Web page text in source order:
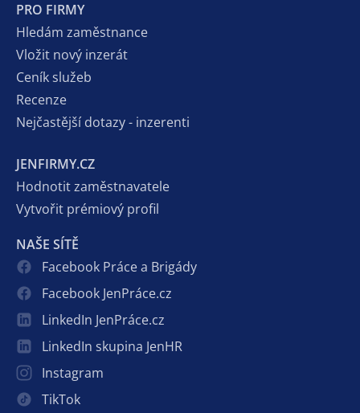
PRO FIRMY
Hledám zaměstnance
Vložit nový inzerát
Ceník služeb
Recenze
Nejčastější dotazy - inzerenti
JENFIRMY.CZ
Hodnotit zaměstnavatele
Vytvořit prémiový profil
NAŠE SÍTĚ
Facebook Práce a Brigády
Facebook JenPráce.cz
LinkedIn JenPráce.cz
LinkedIn skupina JenHR
Instagram
TikTok